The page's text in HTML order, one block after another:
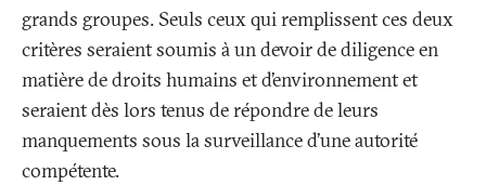
grands groupes. Seuls ceux qui remplissent ces deux
critères seraient soumis à un devoir de diligence en
matière de droits humains et d’environnement et
seraient dès lors tenus de répondre de leurs
manquements sous la surveillance d’une autorité
compétente.